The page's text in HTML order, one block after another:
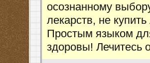
осознанному
лекарств, не
Простым языком
здоровы! Лечитесь